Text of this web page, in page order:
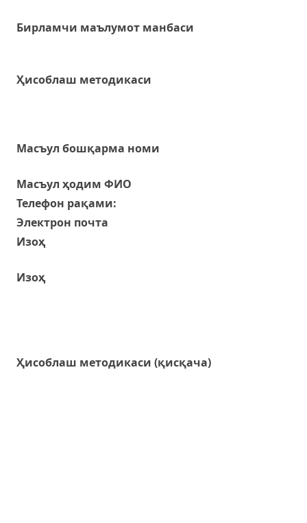
Бирламчи маълумот манбаси
Ҳисоблаш методикаси
Масъул бошқарма номи
Масъул ҳодим ФИО
Телефон рақами:
Электрон почта
Изоҳ
Изоҳ
Ҳисоблаш методикаси (қисқача)